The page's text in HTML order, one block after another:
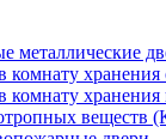
металлические
комнату
комнату хранения
веществ